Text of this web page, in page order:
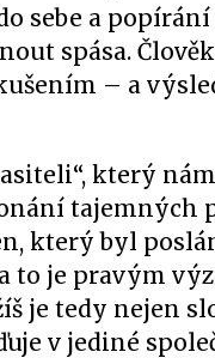
sebe a
spása.
– a
který
tajemných
který byl
to je pravým
je tedy nejen
v jediné